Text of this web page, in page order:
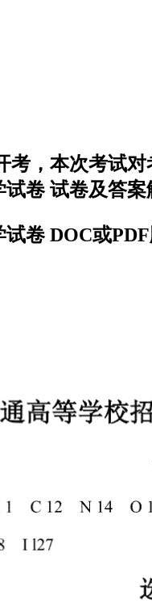
考，本次考试
卷 试卷及答案
卷 DOC或